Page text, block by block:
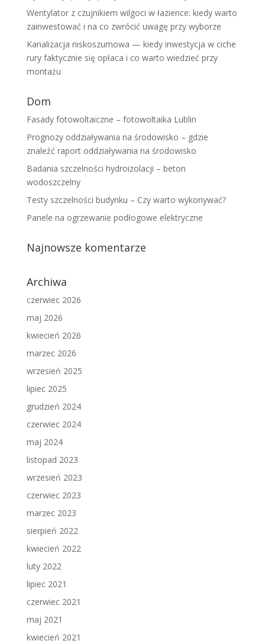
Wentylator z czujnikiem wilgoci w łazience: kiedy warto
zainwestować i na co zwrócić uwagę przy wyborze
Kanalizacja niskoszumowa — kiedy inwestycja w ciche
rury faktycznie się opłaca i co warto wiedzieć przy
montażu
Dom
Fasady fotowoltaiczne – fotowoltaika Lublin
Prognozy oddziaływania na środowisko – gdzie
znaleźć raport oddziaływania na środowisko
Badania szczelności hydroizolacji – beton
wodoszczelny
Testy szczelności budynku – Czy warto wykonywać?
Panele na ogrzewanie podłogowe elektryczne
Najnowsze komentarze
Archiwa
czerwiec 2026
maj 2026
kwiecień 2026
marzec 2026
wrzesień 2025
lipiec 2025
grudzień 2024
czerwiec 2024
maj 2024
listopad 2023
wrzesień 2023
czerwiec 2023
marzec 2023
sierpień 2022
kwiecień 2022
luty 2022
lipiec 2021
czerwiec 2021
maj 2021
kwiecień 2021